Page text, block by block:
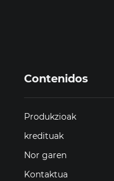
Contenidos
Produkzioak
kredituak
Nor garen
Kontaktua